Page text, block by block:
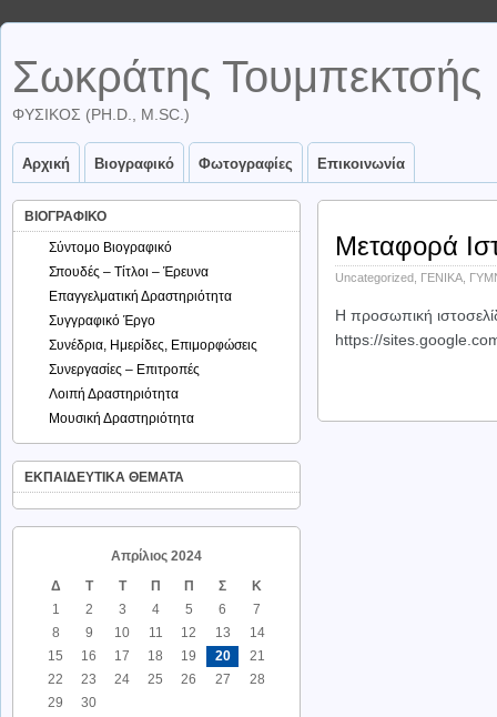
Σωκράτης Τουμπεκτσής
ΦΥΣΙΚΌΣ (PH.D., M.SC.)
Αρχική Βιογραφικό Φωτογραφίες Επικοινωνία
Μεταφορά
Uncategorized ΓΕΝΙΚΑ
Η προσωπική
https://
ΒΙΟΓΡΑΦΙΚΟ
Σύντομο Βιογραφικό
Σπουδές – Τίτλοι – Έρευνα
Επαγγελματική Δραστηριότητα
Συγγραφικό Έργο
Συνέδρια, Ημερίδες, Επιμορφώσεις
Συνεργασίες – Επιτροπές
Λοιπή Δραστηριότητα
Μουσική Δραστηριότητα
ΕΚΠΑΙΔΕΥΤΙΚΑ ΘΕΜΑΤΑ
Απρίλιος 2024
Δ
Τ Τ Π Π Σ
Κ
1
2 3 4 5 6
7
8
9 10 11 12 13
14
15
16 17 18 19 20
21
22
23 24 25 26 27
28
29
30